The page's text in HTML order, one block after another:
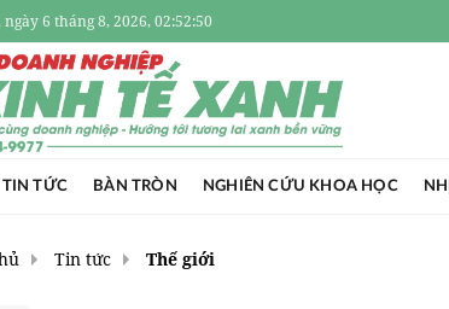
ngày 6 tháng 8, 2026, 02:52:51
TIN TỨC BÀN TRÒN NGHIÊN CỨU KHOA HỌC
Tin tức Thế giới